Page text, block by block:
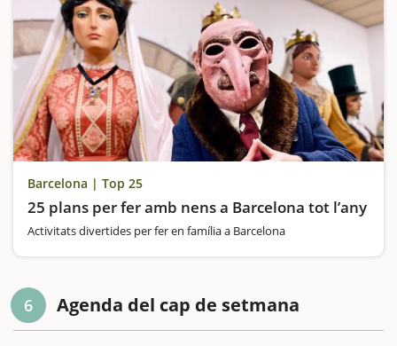
Barcelona | Top 25
25 plans per fer amb nens a Barcelona tot l’any
Activitats divertides per fer en família a Barcelona
6 Agenda del cap de setmana